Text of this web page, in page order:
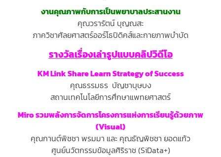
งานคุณภาพกับการเป็นพยาบาลประสานงาน
คุณวรารัตน์ บุญณสะ
ภาควิชาศัลยศาสตร์ออร์โธปิดิคส์และกายภาพบำบัด
รางวัลเรื่องเล่ารูปแบบคลิปวิดีโอ
KM Link Share Learn Strategy of Success
คุณธรรมธร บัญชาบุษบง
สถานเทคโนโลยีการศึกษาแพทยศาสตร์
Miro รวมพลังการจัดการโครงการแห่งการเรียนรู้ด้วยภาพ
(Visual)
คุณกานต์พิชชา พรมมา และ คุณธัญพิชชา ยอดแก้ว
ศูนย์นวัตกรรมข้อมูลศิริราช (SiData+)